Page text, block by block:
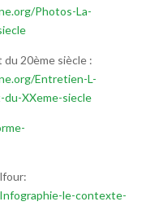
Photos-La-
20ème siècle :
Entretien-L-
XXeme-siecle
le-contexte-